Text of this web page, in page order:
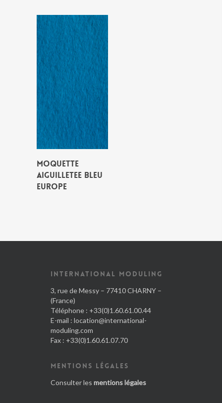
MOQUETTE
AIGUILLETEE BLEU
EUROPE
INTERNATIONAL MODULING
3, rue de Messy – 77410 CHARNY –
(France)
Téléphone : +33(0)1.60.61.00.44
E-mail : location@international-
moduling.com
Fax : +33(0)1.60.61.07.70
MENTIONS LÉGALES
Consulter les mentions légales